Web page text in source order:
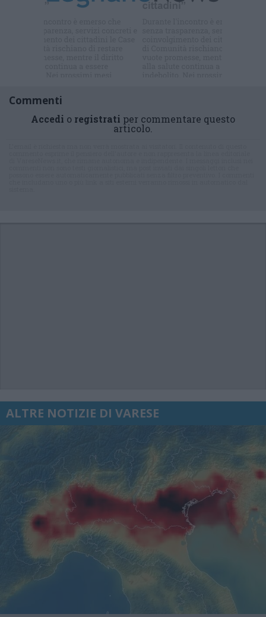
Commenti
Accedi o registrati per commentare questo
articolo.
ALTRE NOTIZIE DI VARESE